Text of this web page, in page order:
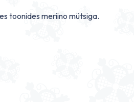
toonides meriino mütsiga.